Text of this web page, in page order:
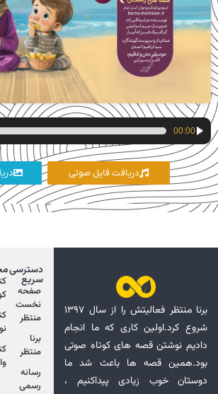
پخش‌کننده
صوت
00:00
دریافت فایل صوتی
برنا منتظر فعالیتش را از سال ۱۳۹۷
شروع کرد.اولین کاری که ما انجام
دادیم نوشتن قصه های کوتاه صوتی
بود.همین قصه ها باعث شد ما
دوستان خوب زیادی پیداکنیم ،
دسترسی
سریع
صفحه
نخست
منتظر
برنا
منتظر
رسانه
رسمی